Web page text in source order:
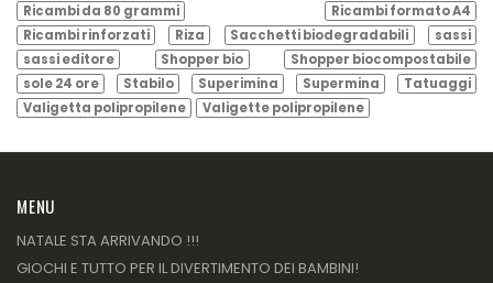
Ricambi da 80 grammi
Ricambi formato A4
Ricambi rinforzati
Riza Sacchetti biodegradabili
sassi
sassi editore
Shopper bio
Shopper biocompostabile
sole 24 ore
Stabilo Superimina Supermina
Tatuaggi
Valigetta polipropilene
Valigette polipropilene
MENU
NATALE STA ARRIVANDO !!!
GIOCHI E TUTTO PER IL DIVERTIMENTO DEI BAMBINI!